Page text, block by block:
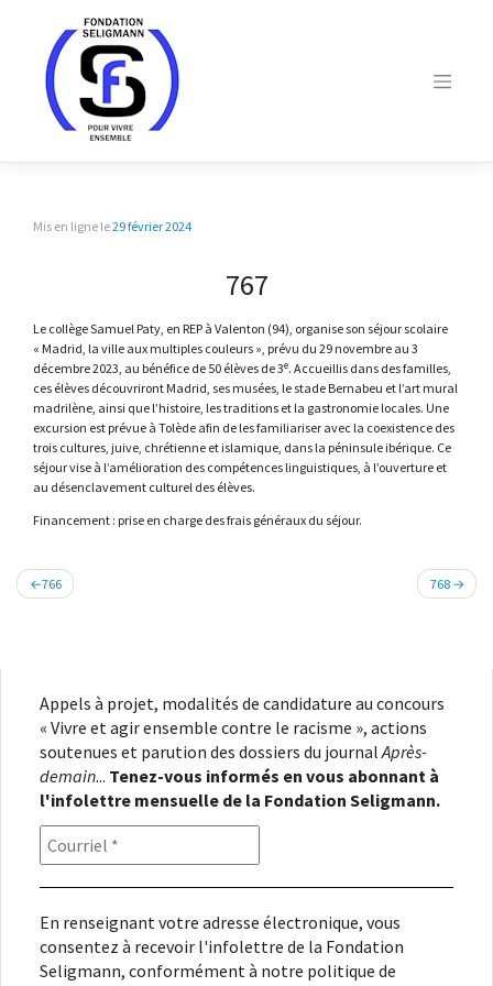
Mis en ligne le29 février 2024
767
Le collège Samuel Paty, en REP à Valenton (94), organise son séjour scolaire
« Madrid, la ville aux multiples couleurs », prévu du 29 novembre au 3
décembre 2023, au bénéfice de 50 élèves de 3e. Accueillis dans des familles,
ces élèves découvriront Madrid, ses musées, le stade Bernabeu et l’art mural
madrilène, ainsi que l’histoire, les traditions et la gastronomie locales. Une
excursion est prévue à Tolède afin de les familiariser avec la coexistence des
trois cultures, juive, chrétienne et islamique, dans la péninsule ibérique. Ce
séjour vise à l’amélioration des compétences linguistiques, à l’ouverture et
au désenclavement culturel des élèves.
Financement : prise en charge des frais généraux du séjour.
Navigation
de
766 768
Appels à projet, modalités de candidature au concours
« Vivre et agir ensemble contre le racisme », actions
soutenues et parution des dossiers du journalAprès-
demain... Tenez-vous informés en vous abonnant à
l'infolettre mensuelle de la Fondation Seligmann.
En renseignant votre adresse électronique, vous
consentez à recevoir l'infolettre de la Fondation
Seligmann, conformément à notre politique de